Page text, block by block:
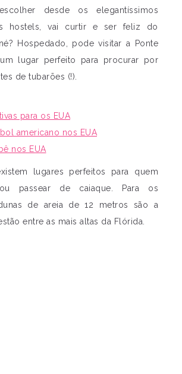
desde os elegantíssimos
hostels, vai curtir e ser feliz do
Hospedado, pode visitar a Ponte
lugar perfeito para procurar por
de tubarões (!).
para os EUA
americano nos EUA
nos EUA
lugares perfeitos para quem
passear de caiaque. Para os
de areia de 12 metros são a
entre as mais altas da Flórida.